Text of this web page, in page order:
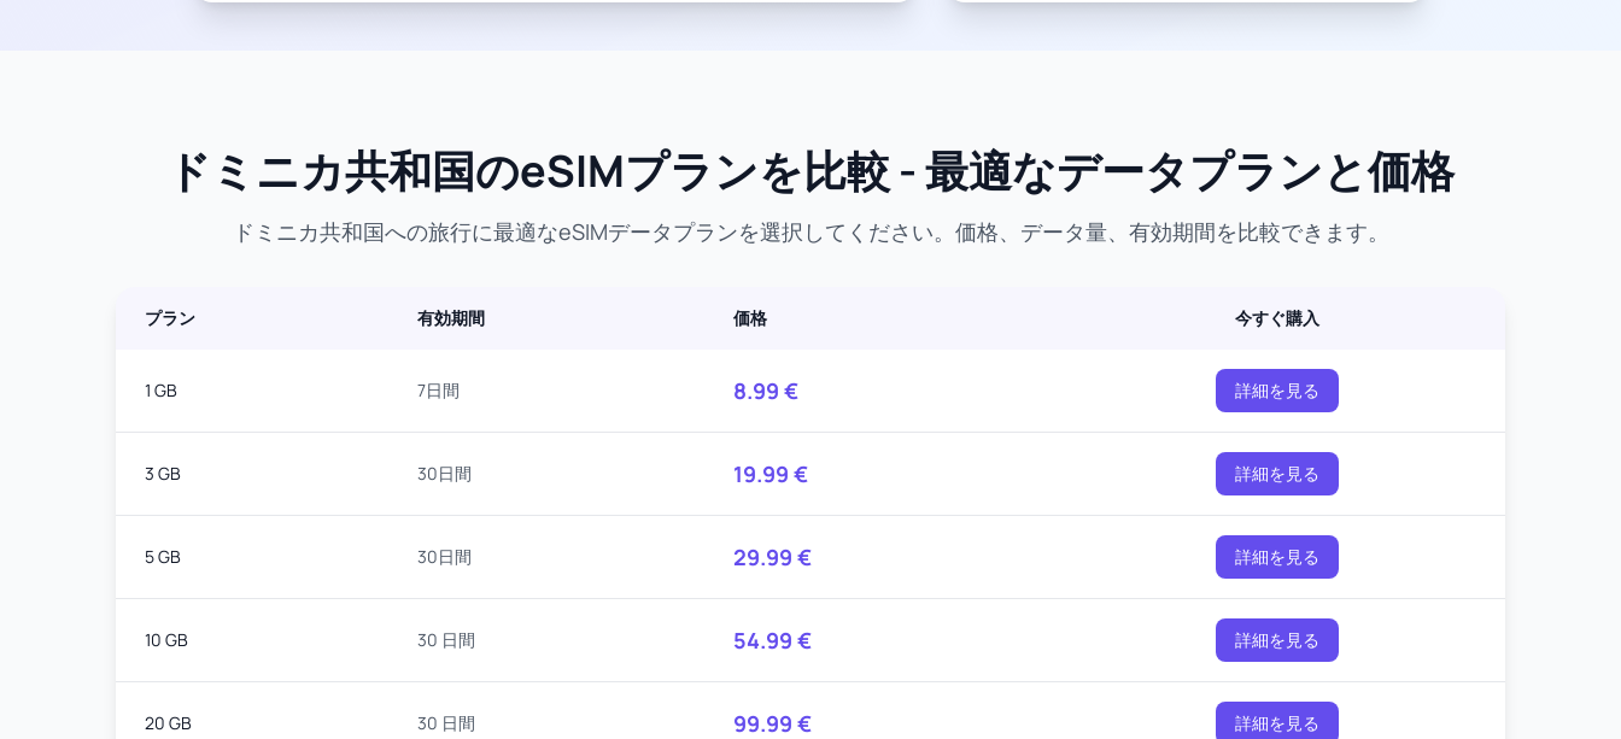
ドミニカ共和国のeSIMプランを比較 - 最適なデータプランと価格
ドミニカ共和国への旅行に最適なeSIMデータプランを選択してください。価格、データ量、有効期間を比較できます。
プラン 有効期間 価格 今すぐ購入
1 GB 7日間 8.99 € 詳細を見る
3 GB 30日間 19.99 € 詳細を見る
5 GB 30日間 29.99 € 詳細を見る
10 GB 30 日間 54.99 € 詳細を見る
20 GB 30 日間 99.99 € 詳細を見る